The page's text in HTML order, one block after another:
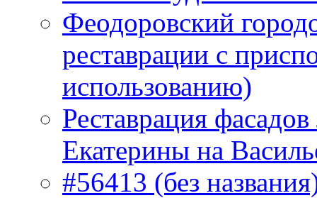
Феодоровский
реставрации с
использованию)
Реставрация
Екатерины на
#56413 (без